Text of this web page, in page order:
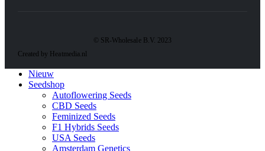
© SR-Wholesale B.V. 2023
Created by Heatmedia.nl
Nieuw
Seedshop
Autoflowering Seeds
CBD Seeds
Feminized Seeds
F1 Hybrids Seeds
USA Seeds
Amsterdam Genetics